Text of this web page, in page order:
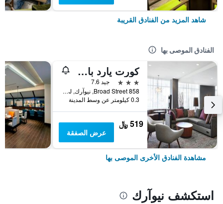
شاهد المزيد من الفنادق القريبة
الفنادق الموصى بها
كورت يارد باي ماريوت نيوارك داون تاون
3 نجوم
جيد 7.6
858 Broad Street, نيوآرك, NJ, الولايات المتحدة الأميريكية
0.3 كيلومتر عن وسط المدينة
519 ﷼
عرض الصفقة
مشاهدة الفنادق الأخرى الموصى بها
استكشف نيوآرك